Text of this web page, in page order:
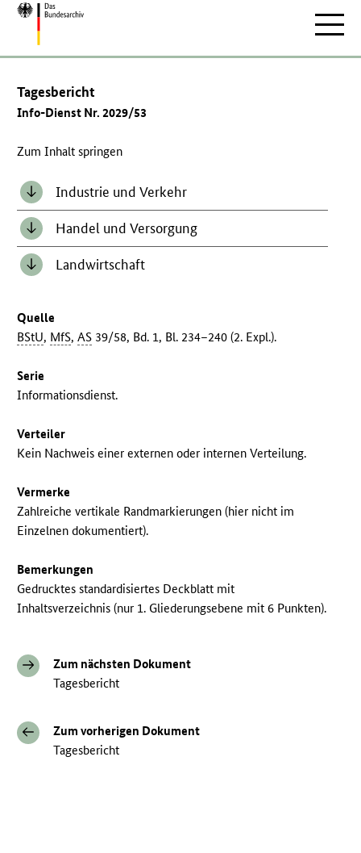
Zur
Tagesbericht
Info-Dienst Nr. 2029/53
Zum Inhalt springen
Industrie und Verkehr
Handel und Versorgung
Landwirtschaft
Quelle
BStU, MfS,AS 39/58, Bd. 1, Bl. 234–240 (2. Expl.).
Serie
Informationsdienst.
Verteiler
Kein Nachweis einer externen oder internen Verteilung.
Vermerke
Zahlreiche vertikale Randmarkierungen (hier nicht im
Einzelnen dokumentiert).
Bemerkungen
Gedrucktes standardisiertes Deckblatt mit
Inhaltsverzeichnis (nur 1. Gliederungsebene mit 6 Punkten).
Zum nächsten Dokument
Tagesbericht
Zum vorherigen Dokument
Tagesbericht